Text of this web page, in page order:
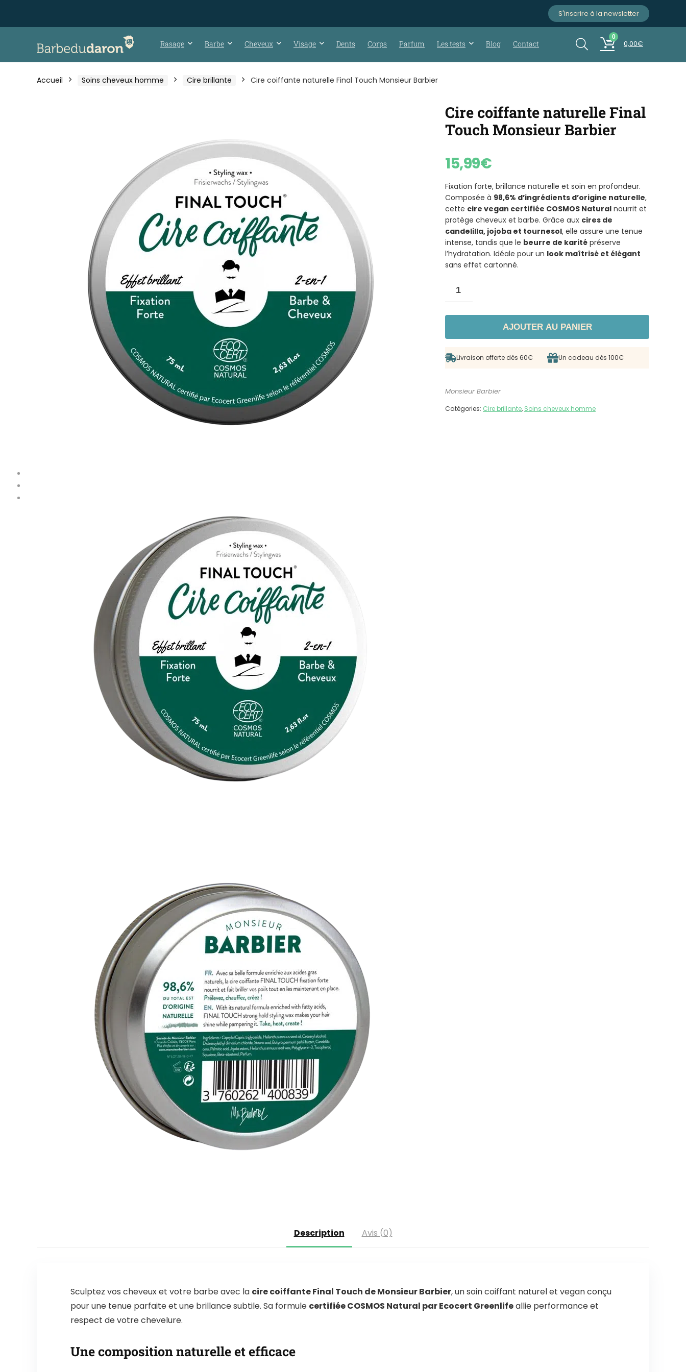
S'inscrire à la newsletter
Rasage Barbe Cheveux Visage Dents Corps Parfum Les tests Blog Contact
0
0,00€
Accueil Soins cheveux homme Cire brillante Cire coiffante naturelle Final Touch Monsieur Barbier
Cire coiffante naturelle Final
Touch Monsieur Barbier
15,99€
Fixation forte, brillance naturelle et soin en profondeur.
Composée à 98,6% d’ingrédients d’origine naturelle,
cette cire vegan certifiée COSMOS Natural nourrit et
protège cheveux et barbe. Grâce aux cires de
candelilla, jojoba et tournesol, elle assure une tenue
intense, tandis que le beurre de karité préserve
l’hydratation. Idéale pour un look maîtrisé et élégant
sans effet cartonné.
AJOUTER AU PANIER
Livraison offerte dès 60€ Un cadeau dès 100€
Monsieur Barbier
Catégories: Cire brillante, Soins cheveux homme
Description Avis (0)
Sculptez vos cheveux et votre barbe avec la cire coiffante Final Touch de Monsieur Barbier, un soin coiffant naturel et vegan conçu
pour une tenue parfaite et une brillance subtile. Sa formule certifiée COSMOS Natural par Ecocert Greenlifeallie performance et
respect de votre chevelure.
Une composition naturelle et efficace